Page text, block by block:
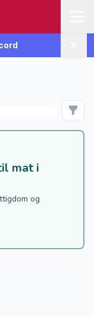
mat i
og
Chocolate 185g"